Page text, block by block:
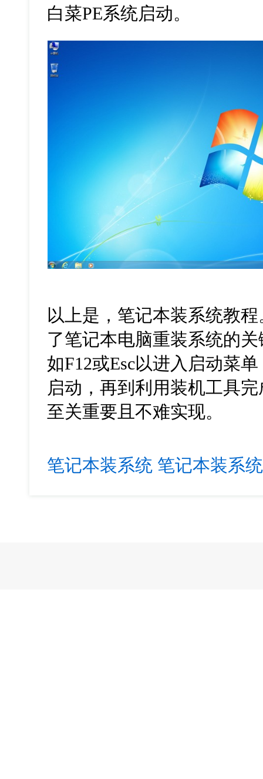
白菜PE系统启动。
以上是，笔记本装系统教
了笔记本电脑重装系统的
如F12或Esc以进入启动菜
启动，再到利用装机工具
至关重要且不难实现。
笔记本装系统 笔记本装系